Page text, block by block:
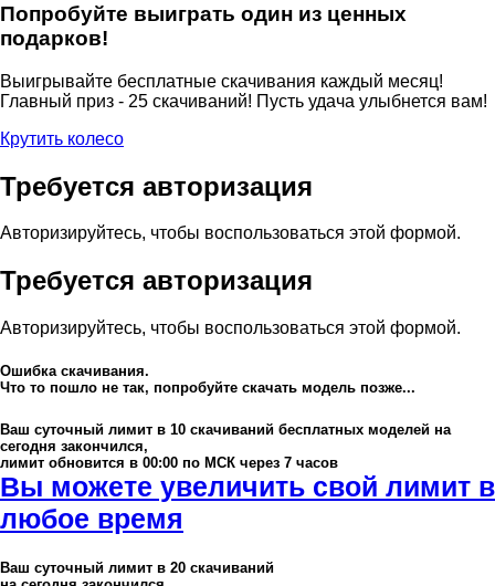
Попробуйте выиграть один из ценных
подарков!
Выигрывайте бесплатные скачивания каждый месяц!
Главный приз - 25 скачиваний! Пусть удача улыбнется вам!
Крутить колесо
Требуется авторизация
Авторизируйтесь, чтобы воспользоваться этой формой.
Требуется авторизация
Авторизируйтесь, чтобы воспользоваться этой формой.
Ошибка скачивания.
Что то пошло не так, попробуйте скачать модель позже...
Ваш суточный лимит в 10 скачиваний бесплатных моделей на
сегодня закончился,
лимит обновится в 00:00 по МСК через 7 часов
Вы можете увеличить свой лимит в
любое время
Ваш суточный лимит в 20 скачиваний